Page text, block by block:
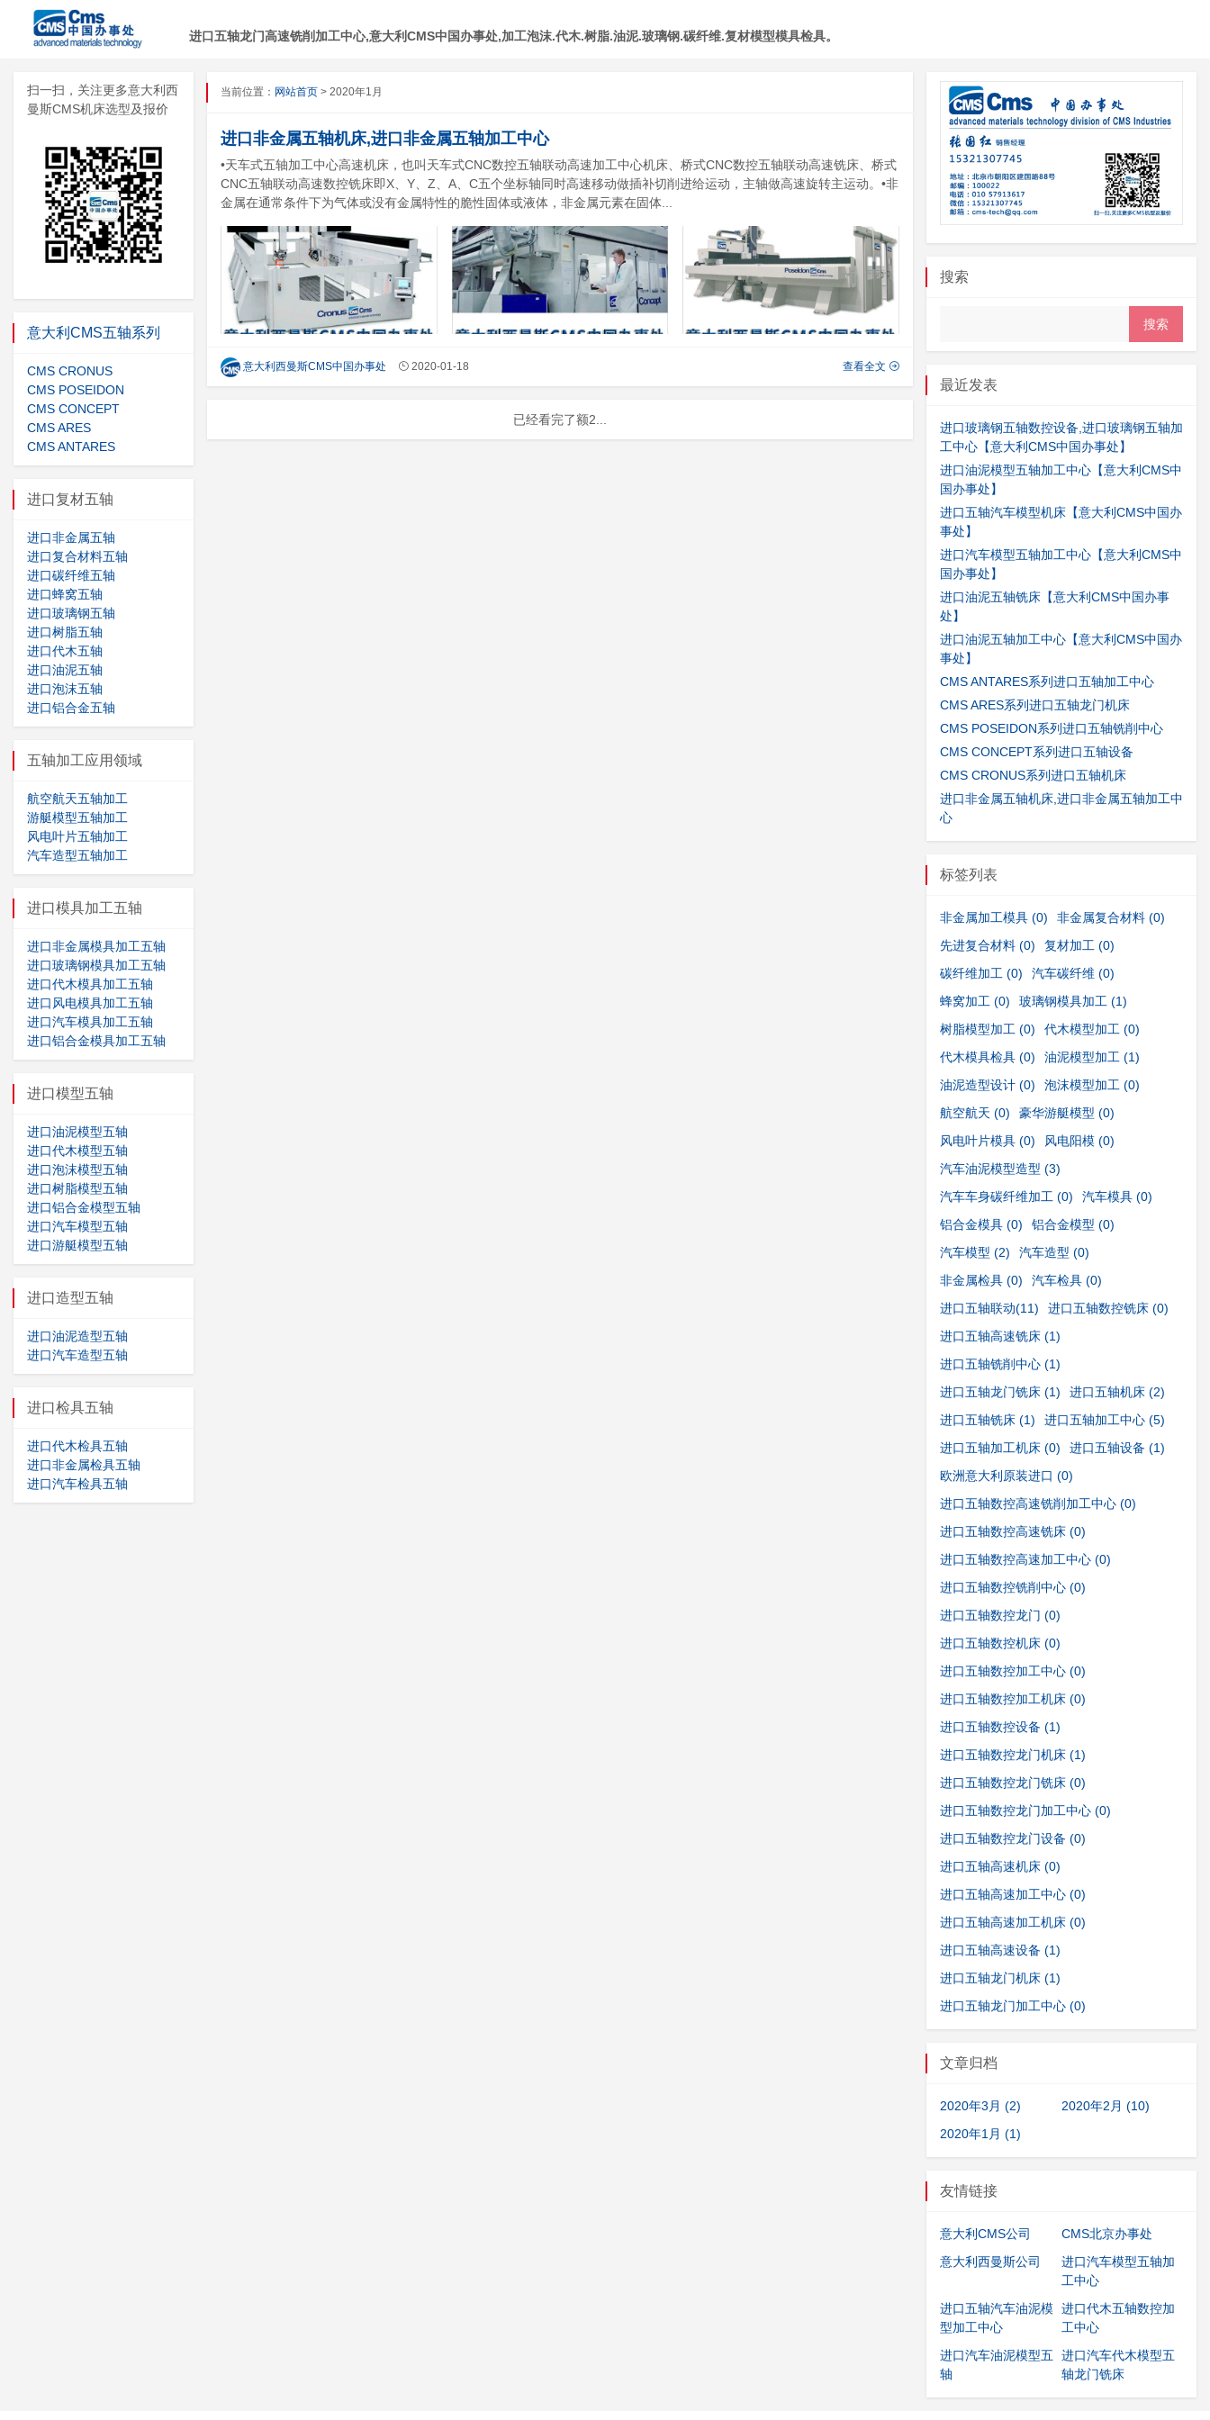
进口五轴龙门高速铣削加工中心,意大利CMS中国办事处,加工泡沫.代木.树脂.油泥.玻璃钢.碳纤维.复材模型模具检具。
当前位置： 网站首页 > 2020年1月
进口非金属五轴机床,进口非金属五轴加工中心
•天车式五轴加工中心高速机床，也叫天车式CNC数控五轴联动高速加工中心机床、桥式CNC数控五轴联动高速铣床、桥式
CNC五轴联动高速数控铣床即X、Y、Z、A、C五个坐标轴同时高速移动做插补切削进给运动，主轴做高速旋转主运动。•非
金属在通常条件下为气体或没有金属特性的脆性固体或液体，非金属元素在固体...
查看全文
意大利西曼斯CMS中国办事处 2020-01-18
已经看完了额2...
扫一扫，关注更多意大利西
曼斯CMS机床选型及报价
意大利CMS五轴系列
CMS CRONUS
CMS POSEIDON
CMS CONCEPT
CMS ARES
CMS ANTARES
进口复材五轴
进口非金属五轴
进口复合材料五轴
进口碳纤维五轴
进口蜂窝五轴
进口玻璃钢五轴
进口树脂五轴
进口代木五轴
进口油泥五轴
进口泡沫五轴
进口铝合金五轴
五轴加工应用领域
航空航天五轴加工
游艇模型五轴加工
风电叶片五轴加工
汽车造型五轴加工
进口模具加工五轴
进口非金属模具加工五轴
进口玻璃钢模具加工五轴
进口代木模具加工五轴
进口风电模具加工五轴
进口汽车模具加工五轴
进口铝合金模具加工五轴
进口模型五轴
进口油泥模型五轴
进口代木模型五轴
进口泡沫模型五轴
进口树脂模型五轴
进口铝合金模型五轴
进口汽车模型五轴
进口游艇模型五轴
进口造型五轴
进口油泥造型五轴
进口汽车造型五轴
进口检具五轴
进口代木检具五轴
进口非金属检具五轴
进口汽车检具五轴
搜索
最近发表
进口玻璃钢五轴数控设备,进口玻璃钢五轴加
工中心【意大利CMS中国办事处】
进口油泥模型五轴加工中心【意大利CMS中
国办事处】
进口五轴汽车模型机床【意大利CMS中国办
事处】
进口汽车模型五轴加工中心【意大利CMS中
国办事处】
进口油泥五轴铣床【意大利CMS中国办事
处】
进口油泥五轴加工中心【意大利CMS中国办
事处】
CMS ANTARES系列进口五轴加工中心
CMS ARES系列进口五轴龙门机床
CMS POSEIDON系列进口五轴铣削中心
CMS CONCEPT系列进口五轴设备
CMS CRONUS系列进口五轴机床
进口非金属五轴机床,进口非金属五轴加工中
心
标签列表
非金属加工模具 (0) 非金属复合材料 (0)
先进复合材料 (0) 复材加工 (0)
碳纤维加工 (0) 汽车碳纤维 (0)
蜂窝加工 (0) 玻璃钢模具加工 (1)
树脂模型加工 (0) 代木模型加工 (0)
代木模具检具 (0) 油泥模型加工 (1)
油泥造型设计 (0) 泡沫模型加工 (0)
航空航天 (0) 豪华游艇模型 (0)
风电叶片模具 (0) 风电阳模 (0)
汽车油泥模型造型 (3)
汽车车身碳纤维加工 (0) 汽车模具 (0)
铝合金模具 (0) 铝合金模型 (0)
汽车模型 (2) 汽车造型 (0)
非金属检具 (0) 汽车检具 (0)
进口五轴联动(11) 进口五轴数控铣床 (0)
进口五轴高速铣床 (1)
进口五轴铣削中心 (1)
进口五轴龙门铣床 (1) 进口五轴机床 (2)
进口五轴铣床 (1) 进口五轴加工中心 (5)
进口五轴加工机床 (0) 进口五轴设备 (1)
欧洲意大利原装进口 (0)
进口五轴数控高速铣削加工中心 (0)
进口五轴数控高速铣床 (0)
进口五轴数控高速加工中心 (0)
进口五轴数控铣削中心 (0)
进口五轴数控龙门 (0)
进口五轴数控机床 (0)
进口五轴数控加工中心 (0)
进口五轴数控加工机床 (0)
进口五轴数控设备 (1)
进口五轴数控龙门机床 (1)
进口五轴数控龙门铣床 (0)
进口五轴数控龙门加工中心 (0)
进口五轴数控龙门设备 (0)
进口五轴高速机床 (0)
进口五轴高速加工中心 (0)
进口五轴高速加工机床 (0)
进口五轴高速设备 (1)
进口五轴龙门机床 (1)
进口五轴龙门加工中心 (0)
文章归档
2020年3月 (2)
2020年2月 (10)
2020年1月 (1)
友情链接
意大利CMS公司
CMS北京办事处
意大利西曼斯公司
进口汽车模型五轴加
工中心
进口五轴汽车油泥模
型加工中心
进口代木五轴数控加
工中心
进口汽车油泥模型五
轴
进口汽车代木模型五
轴龙门铣床